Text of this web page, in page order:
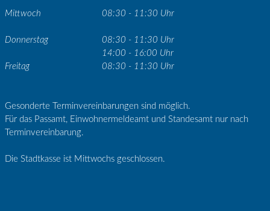
Mittwoch 08:30 - 11:30 Uhr
Donnerstag
08:30 - 11:30 Uhr
14:00 - 16:00 Uhr
Freitag
08:30 - 11:30 Uhr
Gesonderte Terminvereinbarungen sind möglich.
Für das Passamt, Einwohnermeldeamt und Standesamt nur nach
Terminvereinbarung.
Die Stadtkasse ist Mittwochs geschlossen.